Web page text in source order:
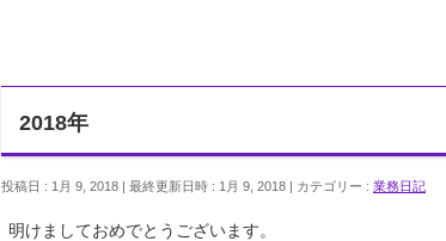
2018年
投稿日 : 1月 9, 2018 最終更新日時 : 1月 9, 2018 カテゴリー : 業務日記
明けましておめでとうございます。